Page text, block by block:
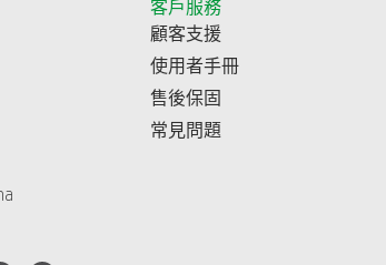
客戶服務
顧客支援
使用者手冊
售後保固
常見問題